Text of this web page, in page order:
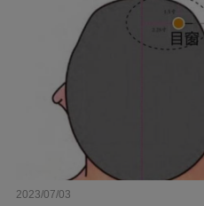
2023/07/03